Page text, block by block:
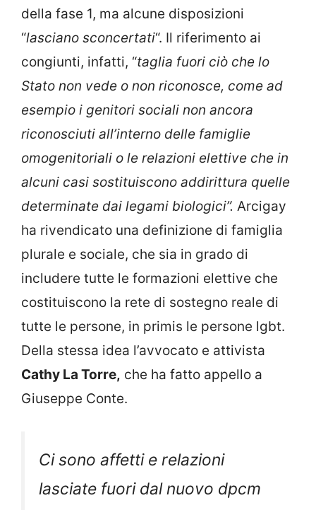
della fase 1, ma alcune disposizioni
“lasciano sconcertati“. Il riferimento ai
congiunti, infatti, “taglia fuori ciò che lo
Stato non vede o non riconosce, come ad
esempio i genitori sociali non ancora
riconosciuti all’interno delle famiglie
omogenitoriali o le relazioni elettive che in
alcuni casi sostituiscono addirittura quelle
determinate dai legami biologici”. Arcigay
ha rivendicato una definizione di famiglia
plurale e sociale, che sia in grado di
includere tutte le formazioni elettive che
costituiscono la rete di sostegno reale di
tutte le persone, in primis le persone lgbt.
Della stessa idea l’avvocato e attivista
Cathy La Torre, che ha fatto appello a
Giuseppe Conte.
Ci sono affetti e relazioni
lasciate fuori dal nuovo dpcm